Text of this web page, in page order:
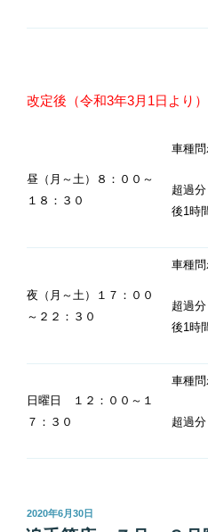
改定後（令和3年3月1日より）
昼（月～土）８：００～
１８：３０
車種
超過
後1時
夜（月～土）１７：００
～２２：３０
車種
超過
後1時
日曜日 １２：００～１
７：３０
車種
超過
投
稿
2020年6月30日